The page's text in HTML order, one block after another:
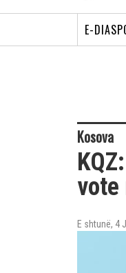
E-
Kosova
E shtunë, 4